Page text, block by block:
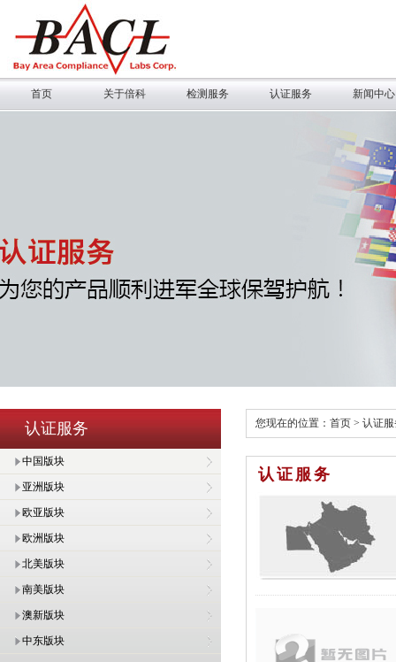
首页 关于倍科 检测服务 认证服务 新闻中心
认证服务
中国版块
亚洲版块
欧亚版块
欧洲版块
北美版块
南美版块
澳新版块
中东版块
您现在的位置： 首页 > 认证
认证服务